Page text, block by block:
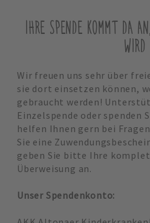
IHRE SPENDE KOMMT DA
WIRD
Wir freuen uns sehr über
sie dort einsetzen können,
gebraucht werden!
Einzelspende oder spenden
helfen Ihnen gern bei
Sie eine
geben Sie bitte Ihre
Überweisung an.
Unser Spendenkonto: